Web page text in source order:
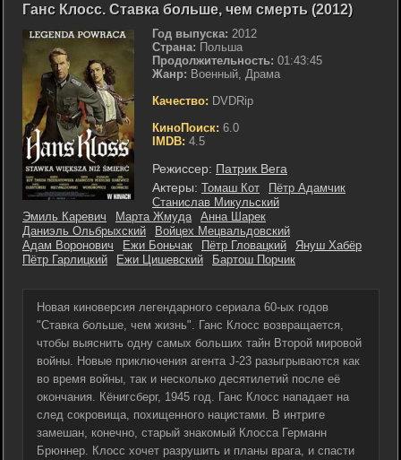
Ганс Клосс. Ставка больше, чем смерть (2012)
Год выпуска: 2012
Страна: Польша
Продолжительность: 01:43:45
Жанр: Военный, Драма
Качество: DVDRip
КиноПоиск: 6.0
IMDB: 4.5
Режиссер: Патрик Вега
Актеры: Томаш Кот
Пётр Адамчик
Станислав Микульский
Эмиль Каревич
Марта Жмуда
Анна Шарек
Даниэль Ольбрыхский
Войцех Мецвальдовский
Адам Воронович
Ежи Боньчак Пётр Гловацкий
Януш Хабёр
Пётр Гарлицкий
Ежи Цишевский Бартош Порчик
Новая киноверсия легендарного сериала 60-ых годов
"Ставка больше, чем жизнь". Ганс Клосс возвращается,
чтобы выяснить одну самых больших тайн Второй мировой
войны. Новые приключения агента J-23 разыгрываются как
во время войны, так и несколько десятилетий после её
окончания. Кёнигсберг, 1945 год. Ганс Клосс нападает на
след сокровища, похищенного нацистами. В интриге
замешан, конечно, старый знакомый Клосса Германн
Брюннер. Клосс хочет разрушить и планы врага, и спасти